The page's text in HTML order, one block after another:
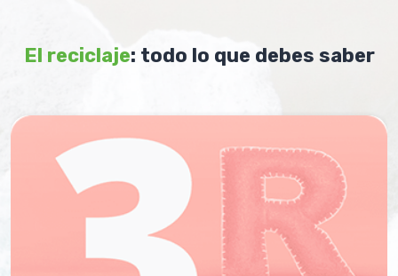
El reciclaje: todo lo que debes saber